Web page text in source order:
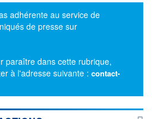
adhérente au service de
de presse sur
paraître dans cette rubrique,
à l'adresse suivante : contact-